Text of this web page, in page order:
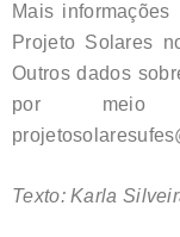
Mais
Projeto Solares
Outros dados
por meio
Texto: Karla